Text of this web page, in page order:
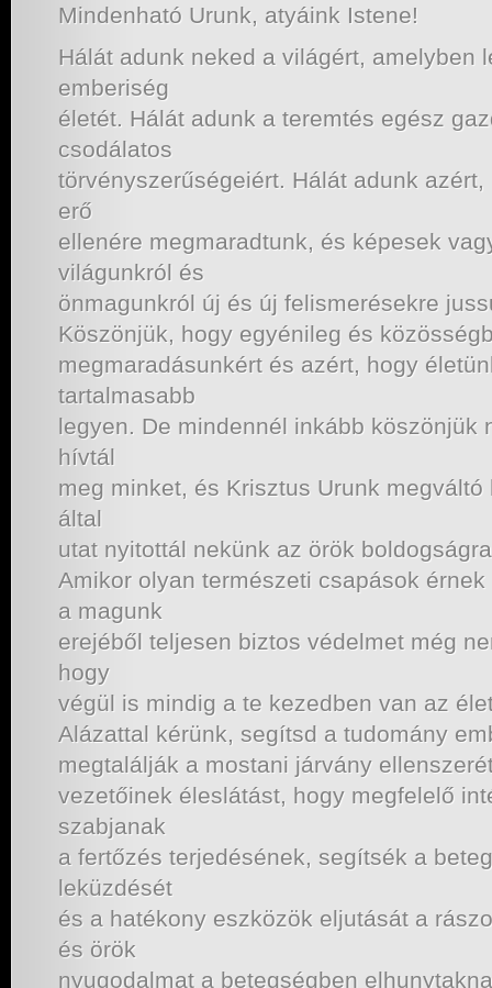
Mindenható Urunk, atyáink Istene!
Hálát adunk neked a világért, amelyben
emberiség
életét. Hálát adunk a teremtés egész
csodálatos
törvényszerűségeiért. Hálát adunk
erő
ellenére megmaradtunk, és képesek
világunkról és
önmagunkról új és új felismerésekre
Köszönjük, hogy egyénileg és
megmaradásunkért és azért, hogy
tartalmasabb
legyen. De mindennél inkább köszönjük
hívtál
meg minket, és Krisztus Urunk
által
utat nyitottál nekünk az örök
Amikor olyan természeti csapások
a magunk
erejéből teljesen biztos védelmet még
hogy
végül is mindig a te kezedben van az
Alázattal kérünk, segítsd a tudomány
megtalálják a mostani járvány
vezetőinek éleslátást, hogy megfelelő
szabjanak
a fertőzés terjedésének, segítsék a
leküzdését
és a hatékony eszközök eljutását a
és örök
nyugodalmat a betegségben